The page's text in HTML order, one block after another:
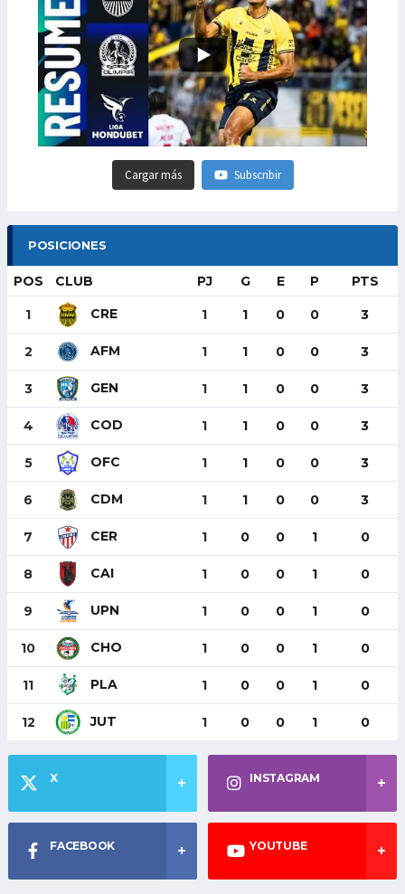
Cargar más Subscribir
POSICIONES
POS CLUB PJ G E P PTS
1 CRE 1 1 0 0 3
2 AFM 1 1 0 0 3
3 GEN 1 1 0 0 3
4 COD 1 1 0 0 3
5 OFC 1 1 0 0 3
6 CDM 1 1 0 0 3
7 CER 1 0 0 1 0
8 CAI 1 0 0 1 0
9 UPN 1 0 0 1 0
10 CHO 1 0 0 1 0
11 PLA 1 0 0 1 0
12 JUT 1 0 0 1 0
X INSTAGRAM
FACEBOOK YOUTUBE